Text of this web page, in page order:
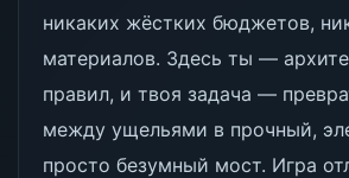
никаких жёстких бюджетов,
материалов. Здесь ты —
правил, и твоя задача —
между ущельями в прочный,
просто безумный мост. Игра